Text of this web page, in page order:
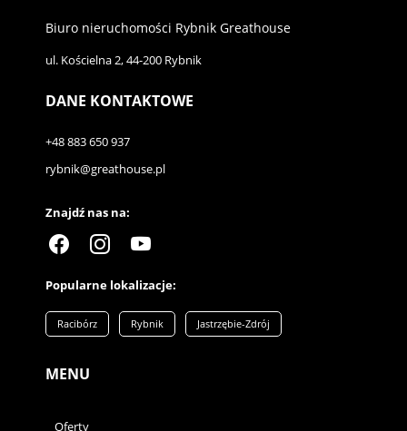
Biuro nieruchomości Rybnik Greathouse
ul. Kościelna 2, 44-200 Rybnik
DANE KONTAKTOWE
+48 883 650 937
rybnik@greathouse.pl
Znajdź nas na:
Popularne lokalizacje:
Racibórz Rybnik Jastrzębie-Zdrój
MENU
Oferty